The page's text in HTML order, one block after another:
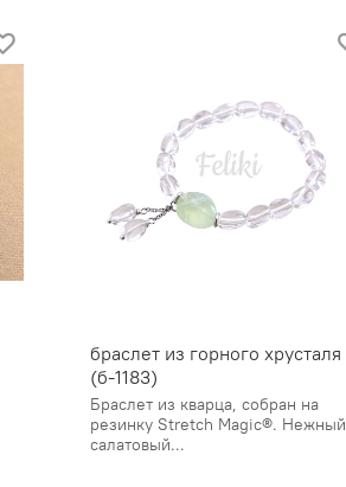
браслет из горного хрусталя
(б-1183)
Браслет из кварца, собран на
резинку Stretch Magic®. Нежный
салатовый...